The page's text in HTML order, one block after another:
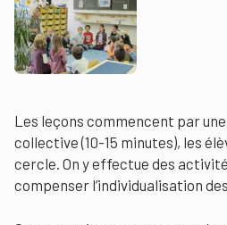
Les leçons commencent par
collective (10-15 minutes), les
cercle. On y effectue des
compenser l’individualisation